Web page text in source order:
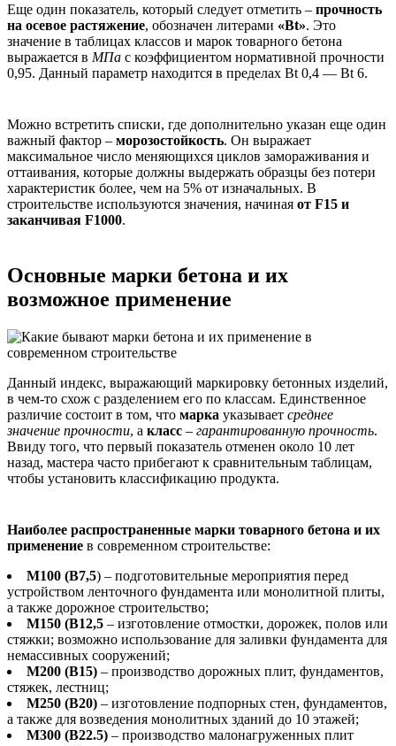
Еще один показатель, который следует отметить – прочность
на осевое растяжение, обозначен литерами «Bt». Это
значение в таблицах классов и марок товарного бетона
выражается в МПа с коэффициентом нормативной прочности
0,95. Данный параметр находится в пределах Bt 0,4 — Bt 6.
Можно встретить списки, где дополнительно указан еще один
важный фактор – морозостойкость. Он выражает
максимальное число меняющихся циклов замораживания и
оттаивания, которые должны выдержать образцы без потери
характеристик более, чем на 5% от изначальных. В
строительстве используются значения, начиная от F15 и
заканчивая F1000.
Основные марки бетона и их
возможное применение
Данный индекс, выражающий маркировку бетонных изделий,
в чем-то схож с разделением его по классам. Единственное
различие состоит в том, что марка указывает среднее
значение прочности, а класс – гарантированную прочность.
Ввиду того, что первый показатель отменен около 10 лет
назад, мастера часто прибегают к сравнительным таблицам,
чтобы установить классификацию продукта.
Наиболее распространенные марки товарного бетона и их
применение в современном строительстве:
М100 (В7,5) – подготовительные мероприятия перед
устройством ленточного фундамента или монолитной плиты,
а также дорожное строительство;
М150 (В12,5 – изготовление отмостки, дорожек, полов или
стяжки; возможно использование для заливки фундамента для
немассивных сооружений;
М200 (В15) – производство дорожных плит, фундаментов,
стяжек, лестниц;
М250 (В20) – изготовление подпорных стен, фундаментов,
а также для возведения монолитных зданий до 10 этажей;
М300 (В22.5) – производство малонагруженных плит